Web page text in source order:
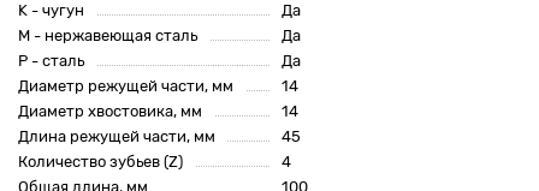
K - чугун
Да
M - нержавеющая сталь
Да
P - сталь
Да
Диаметр режущей части, мм
14
Диаметр хвостовика, мм
14
Длина режущей части, мм
45
Количество зубьев (Z)
4
Общая длина, мм
100